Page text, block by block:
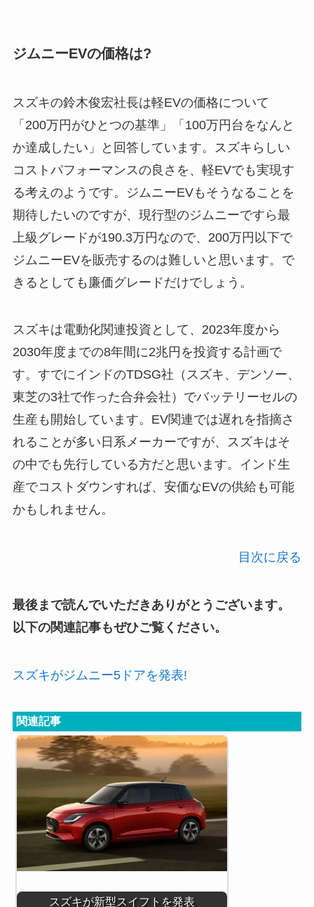
ジムニーEVの価格は?
スズキの鈴木俊宏社長は軽EVの価格について
「200万円がひとつの基準」「100万円台をなんと
か達成したい」と回答しています。スズキらしい
コストパフォーマンスの良さを、軽EVでも実現す
る考えのようです。ジムニーEVもそうなることを
期待したいのですが、現行型のジムニーですら最
上級グレードが190.3万円なので、200万円以下で
ジムニーEVを販売するのは難しいと思います。で
きるとしても廉価グレードだけでしょう。
スズキは電動化関連投資として、2023年度から
2030年度までの8年間に2兆円を投資する計画で
す。すでにインドのTDSG社（スズキ、デンソー、
東芝の3社で作った合弁会社）でバッテリーセルの
生産も開始しています。EV関連では遅れを指摘さ
れることが多い日系メーカーですが、スズキはそ
の中でも先行している方だと思います。インド生
産でコストダウンすれば、安価なEVの供給も可能
かもしれません。
目次に戻る
最後まで読んでいただきありがとうございます。
以下の関連記事もぜひご覧ください。
スズキがジムニー5ドアを発表!
関連記事
スズキが新型スイフトを発表